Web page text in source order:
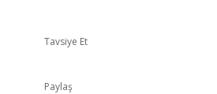
Tavsiye Et
Paylaş